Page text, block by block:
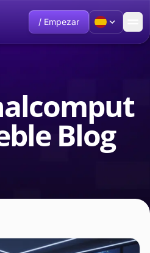
/ Empezar
Blog